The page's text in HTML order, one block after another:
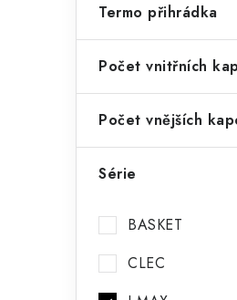
Termo přihrádka
Počet vnitřních
Počet vnějších
Série
BASKET
CLEC